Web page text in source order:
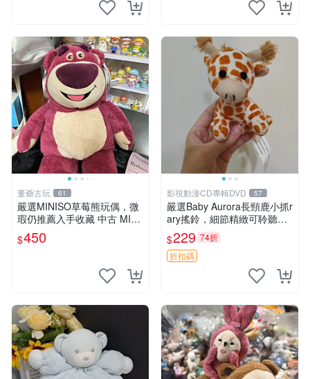
董爺古玩 61
嚴選MINISO草莓熊玩偶，微
瑕仍推薦入手收藏 中古 MINI
SO 草莓熊 玩具 收藏
$450
影視動漫CD專輯DVD 57
嚴選Baby Aurora長頸鹿小抓r
ary搖鈴，細節精緻可聆聽清
脆鈴音 軟萌可愛 定制紀念 金
屬搖鈴 新手媽咪推薦 長頸鹿
抓rary 搖鈴
$229 74折
折扣碼